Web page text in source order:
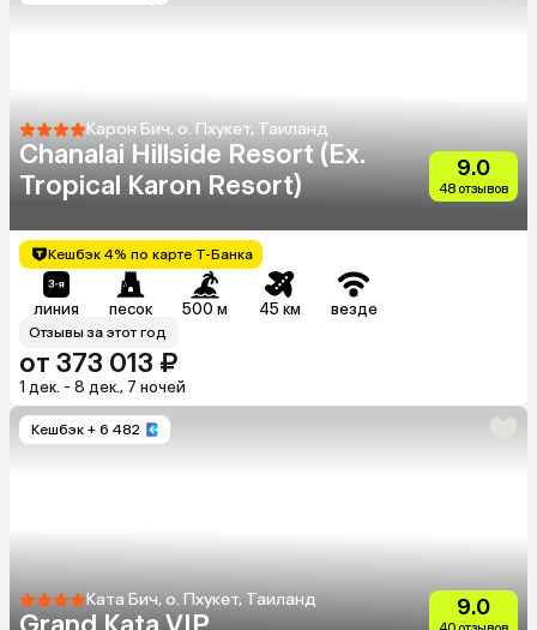
Карон Бич, о. Пхукет, Таиланд
Chanalai Hillside Resort (Ex.
Tropical Karon Resort)
9.0
48 отзывов
Кешбэк 4% по карте Т-Банка
линия песок 500 м 45 км везде
Отзывы за этот год
от 373 013 ₽
1 дек. - 8 дек., 7 ночей
Кешбэк + 6 482
Ката Бич, о. Пхукет, Таиланд 9.0